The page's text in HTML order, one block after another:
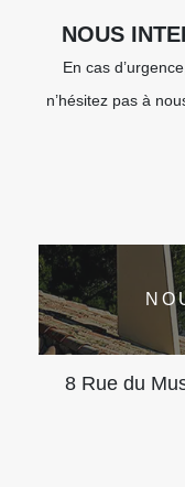
NOUS
En cas
n’hésitez pas à
8 Rue du